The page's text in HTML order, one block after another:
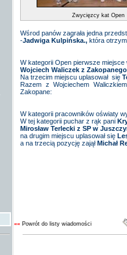
Zwycięzcy kat Open
Wśrod panów zagrała jedna
-Jadwiga Kulpińska., która
W kategorii Open pierwsze
Wojciech Waliczek z Zakopanego
Na trzecim miejscu uplasował się
Razem z Wojciechem
Zakopane:
W kategorii pracowników oświaty
W tej kategorii puchar z rąk pani
Mirosław Terlecki z SP w
na drugim miejscu uplasował się
a na trzecią pozycję zająłMichał
«« Powrót do listy wiadomości